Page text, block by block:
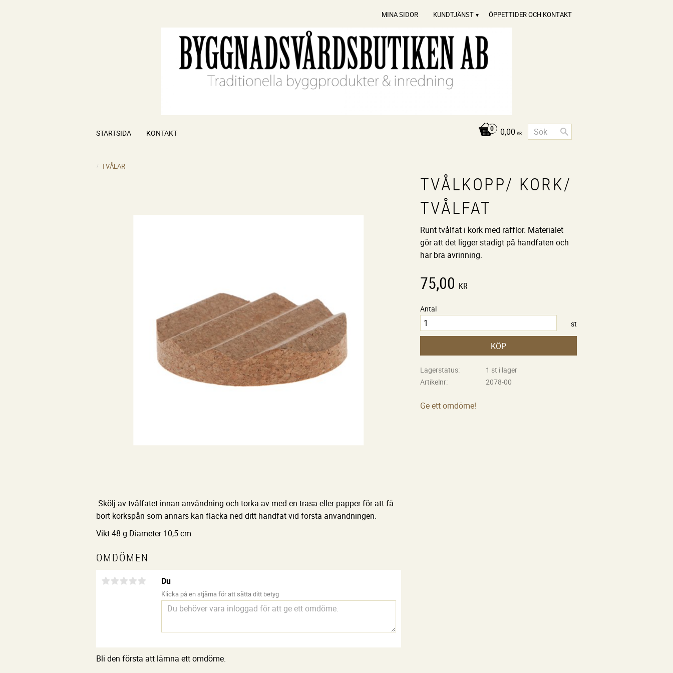
MINA SIDOR KUNDTJÄNST ÖPPETTIDER OCH KONTAKT
0,00 KR
STARTSIDA KONTAKT
TVÅLAR
TVÅLKOPP/ KORK/
TVÅLFAT
Runt tvålfat i kork med räfflor. Materialet
gör att det ligger stadigt på handfaten och
har bra avrinning.
75,00 KR
Antal
st
KÖP
Lagerstatus
1 st i lager
Artikelnr
2078-00
Ge ett omdöme!
Skölj av tvålfatet innan användning och torka av med en trasa eller papper för att få
bort korkspån som annars kan fläcka ned ditt handfat vid första användningen.
Vikt 48 g Diameter 10,5 cm
OMDÖMEN
Du
Klicka på en stjärna för att sätta ditt betyg
Bli den första att lämna ett omdöme.